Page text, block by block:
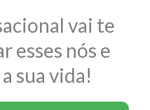
vai te
esses nós e
sua vida!